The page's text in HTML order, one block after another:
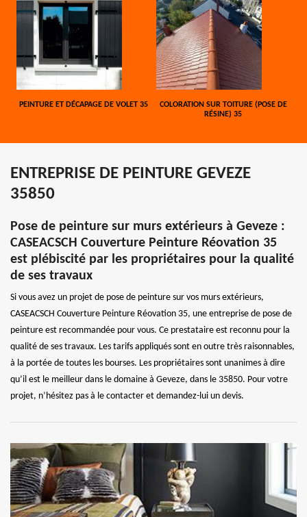
PEINTURE ET DÉCAPAGE DE VOLET 35
COLORATION SUR TOITURE (POSE DE
RÉSINE) 35
ENTREPRISE DE PEINTURE GEVEZE
35850
Pose de peinture sur murs extérieurs à Geveze :
CASEACSCH Couverture Peinture Réovation 35
est plébiscité par les propriétaires pour la qualité
de ses travaux
Si vous avez un projet de pose de peinture sur vos murs extérieurs,
CASEACSCH Couverture Peinture Réovation 35, une entreprise de pose de
peinture est recommandée pour vous. Ce prestataire est reconnu pour la
qualité de ses travaux. Les tarifs appliqués sont en outre très raisonnables,
à la portée de toutes les bourses. Les propriétaires sont unanimes à dire
qu’il est le meilleur dans le domaine à Geveze, dans le 35850. Pour votre
projet, n’hésitez pas à le contacter et demandez-lui un devis.